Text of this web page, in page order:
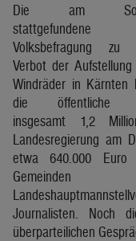
Die am
stattgefundene
Volksbefragung zu
Verbot der
Windräder in Kärnten
die öffentliche
insgesamt 1,2
Landesregierung am
etwa 640.000
Journalisten. Noch
überparteilichen